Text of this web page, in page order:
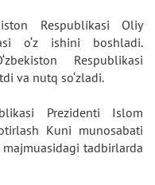
Respublikasi Oliy
o‘z ishini boshladi.
Respublikasi
va nutq so‘zladi.
Prezidenti Islom
Kuni munosabati
tadbirlarda